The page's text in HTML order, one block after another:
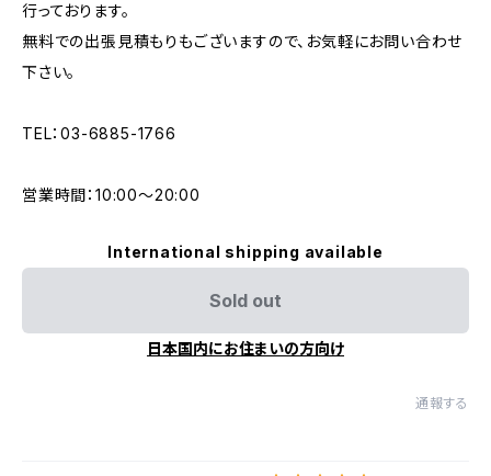
行っております。
無料での出張見積もりもございますので、お気軽にお問い合わせ
下さい。
TEL：03-6885-1766
営業時間：10:00〜20:00
International shipping available
Sold out
日本国内にお住まいの方向け
通報する